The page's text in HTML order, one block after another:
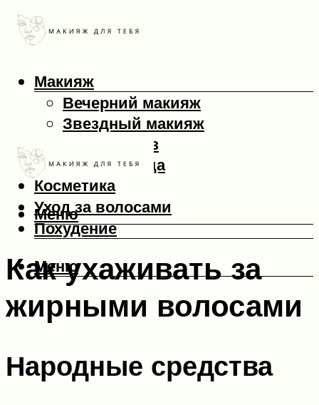
Макияж
Вечерний макияж
Звездный макияж
Макияж глаз
Макияж лица
Косметика
Уход за волосами
Похудение
Меню
Меню
Как ухаживать за
жирными волосами
Народные средства